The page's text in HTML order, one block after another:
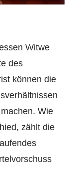
Witwe
des
können die
Wie
zählt die